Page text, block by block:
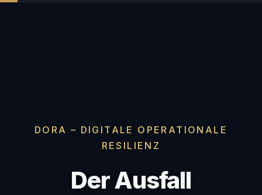
DORA – DIGITALE OPERATIONALE
RESILIENZ
Der Ausfall